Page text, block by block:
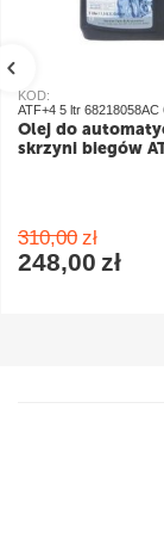
KOD:
ATF+4 5 ltr 68218058AC
Olej do
skrzyni biegów
310,00 zł
248,00 zł